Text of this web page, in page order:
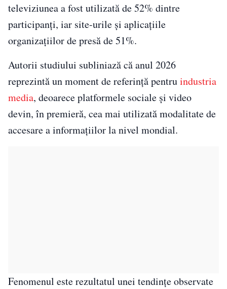
televiziunea a fost utilizată de 52% dintre
participanți, iar site-urile și aplicațiile
organizațiilor de presă de 51%.
Autorii studiului subliniază că anul 2026
reprezintă un moment de referință pentruindustria
media, deoarece platformele sociale și video
devin, în premieră, cea mai utilizată modalitate de
accesare a informațiilor la nivel mondial.
Fenomenul este rezultatul unei tendințe observate